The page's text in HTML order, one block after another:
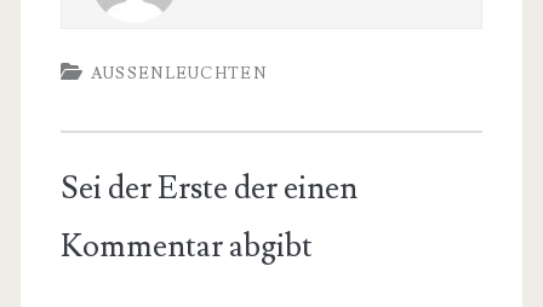
AUSSENLEUCHTEN
Sei der Erste der einen
Kommentar abgibt